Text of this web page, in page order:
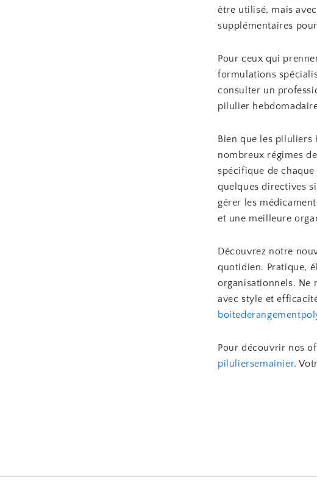
être utilisé, mais
supplémentaires
Pour ceux qui
formulations
consulter un
pilulier
Bien que les
nombreux régimes
spécifique de
quelques directives
gérer les
et une meilleure
Découvrez notre
quotidien. Pratique,
organisationnels. Ne
avec style et
Pour découvrir nos
piluliersemainier.